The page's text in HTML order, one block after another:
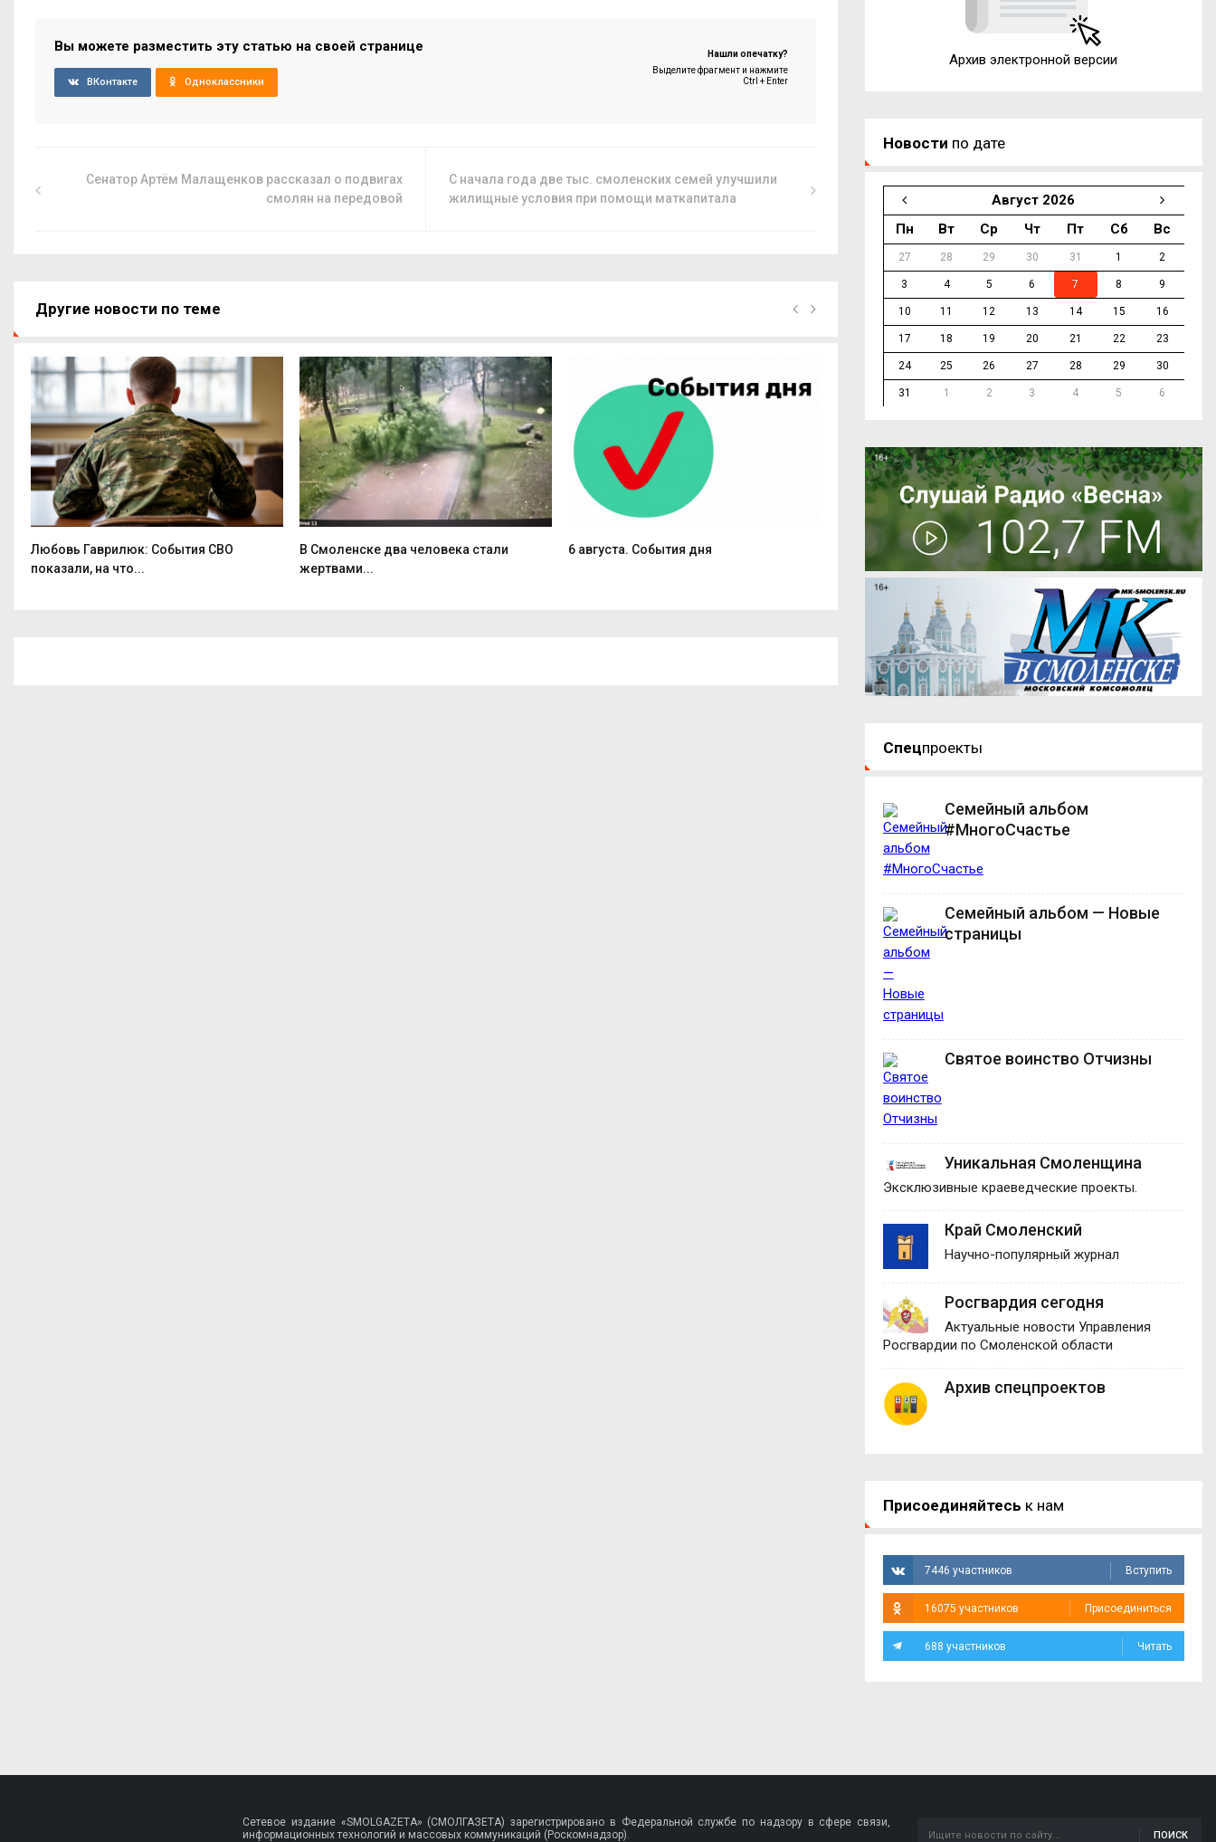
Вы можете разместить эту статью на своей странице
ВКонтакте Одноклассники
Нашли опечатку?
Выделите фрагмент и нажмите
Ctrl + Enter
Сенатор Артём Малащенков рассказал о подвигах
смолян на передовой
С начала года две тыс. смоленских семей улучшили
жилищные условия при помощи маткапитала
Другие новости по теме
Любовь Гаврилюк: События СВО
показали, на что...
В Смоленске два человека стали
жертвами...
6 августа. События дня
В Смоленске демонтируют светофоры
на одном из...
В Руднянском
гараж с...
Архив электронной версии
Новости по дате
Август 2026
Пн
Вт Ср Чт Пт Сб Вс
27 28 29 30 31 1 2
3 4 5 6 7 8 9
10 11 12 13 14 15 16
17 18 19 20 21 22 23
24 25 26 27 28 29 30
31 1 2 3 4 5 6
Спецпроекты
Семейный альбом
#МногоСчастье
Семейный альбом — Новые
страницы
Святое воинство Отчизны
Уникальная Смоленщина
Эксклюзивные краеведческие проекты.
Край Смоленский
Научно-популярный журнал
Росгвардия сегодня
Актуальные новости Управления
Росгвардии по Смоленской области
Архив спецпроектов
Присоединяйтесь к нам
7446 участников Вступить
16075 участников Присоединиться
688 участников Читать
Сетевое издание «SMOLGAZETA» (СМОЛГАЗЕТА) зарегистрировано в Федеральной службе по надзору в сфере связи,
информационных технологий и массовых коммуникаций (Роскомнадзор).
ПОИСК